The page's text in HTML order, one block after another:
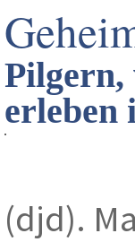
Pilgern,
erleben
(djd).